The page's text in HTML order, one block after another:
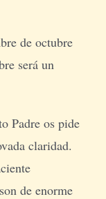
de octubre
será un
Padre os pide
claridad.
de enorme